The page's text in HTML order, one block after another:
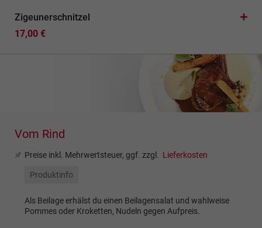
Zigeunerschnitzel
17,00 €
Vom Rind
Preise inkl. Mehrwertsteuer, ggf. zzgl. Lieferkosten
Produktinfo
Als Beilage erhälst du einen Beilagensalat und wahlweise
Pommes oder Kroketten, Nudeln gegen Aufpreis.